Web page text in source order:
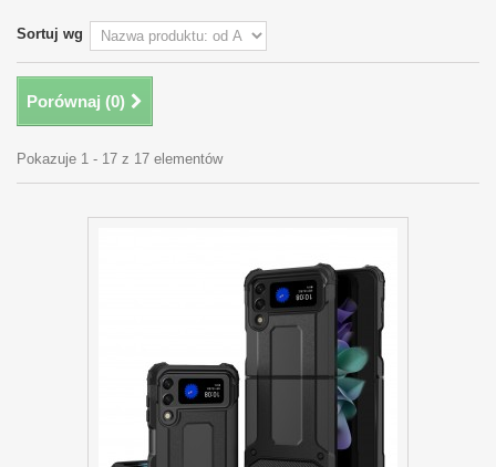
Sortuj wg
Porównaj (0)
Pokazuje 1 - 17 z 17 elementów